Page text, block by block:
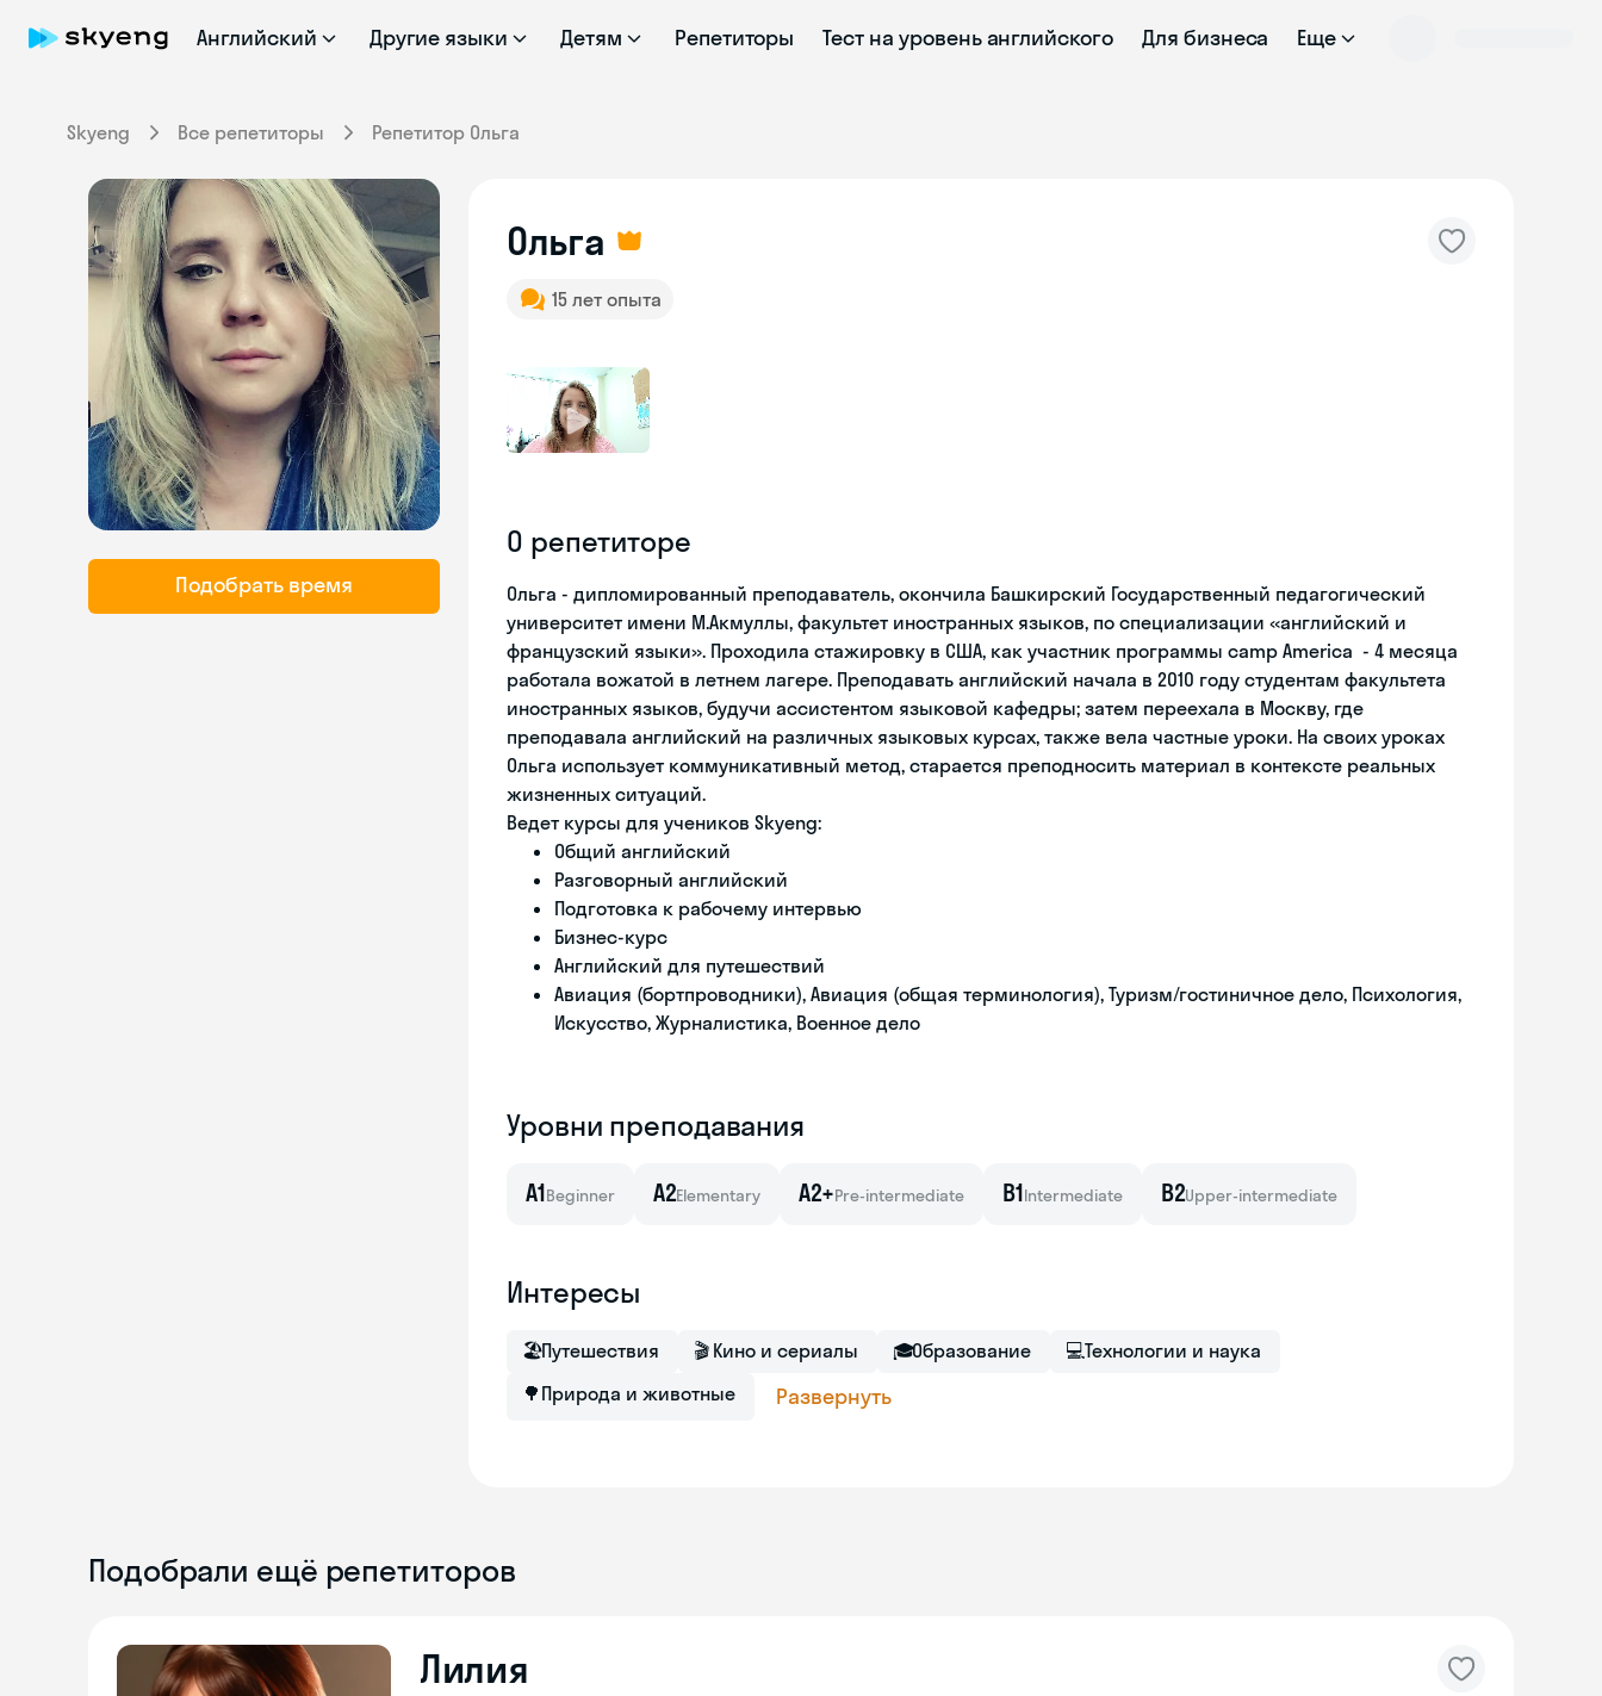
Английский Другие языки Детям Репетиторы Тест на уровень английского Для бизнеса Еще
Skyeng Все репетиторы Репетитор Ольга
Подобрать время
Ольга
15 лет опыта
О репетиторе
Ольга - дипломированный преподаватель, окончила Башкирский Государственный педагогический
университет имени М.Акмуллы, факультет иностранных языков, по специализации «английский и
французский языки». Проходила стажировку в США, как участник программы camp America - 4 месяца
работала вожатой в летнем лагере. Преподавать английский начала в 2010 году студентам факультета
иностранных языков, будучи ассистентом языковой кафедры; затем переехала в Москву, где
преподавала английский на различных языковых курсах, также вела частные уроки. На своих уроках
Ольга использует коммуникативный метод, старается преподносить материал в контексте реальных
жизненных ситуаций.
Ведет курсы для учеников Skyeng:
Общий английский
Разговорный английский
Подготовка к рабочему интервью
Бизнес-курс
Английский для путешествий
Авиация (бортпроводники), Авиация (общая терминология), Туризм/гостиничное дело, Психология,
Искусство, Журналистика, Военное дело
Уровни преподавания
A1Beginner A2Elementary A2+Pre-intermediate B1Intermediate B2Upper-intermediate
Интересы
🏖Путешествия 🎬 Кино и сериалы 🎓Образование 💻Технологии и наука
🌳 Природа и животные Развернуть
Подобрали ещё репетиторов
Лилия